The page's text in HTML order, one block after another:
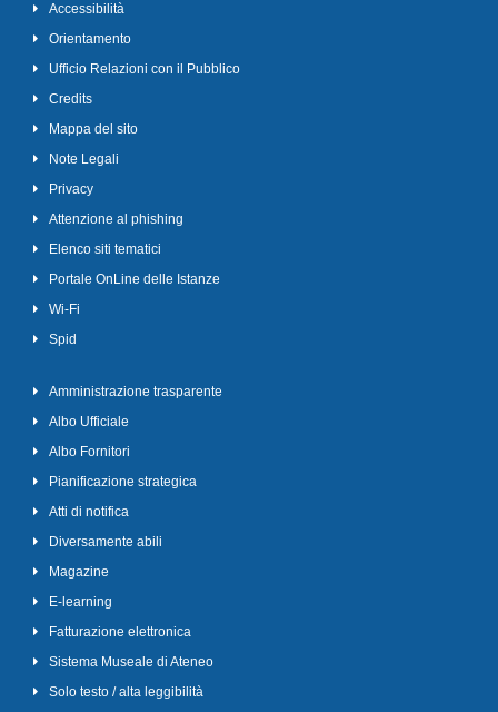
Accessibilità
Orientamento
Ufficio Relazioni con il Pubblico
Credits
Mappa del sito
Note Legali
Privacy
Attenzione al phishing
Elenco siti tematici
Portale OnLine delle Istanze
Wi-Fi
Spid
Amministrazione trasparente
Albo Ufficiale
Albo Fornitori
Pianificazione strategica
Atti di notifica
Diversamente abili
Magazine
E-learning
Fatturazione elettronica
Sistema Museale di Ateneo
Solo testo / alta leggibilità